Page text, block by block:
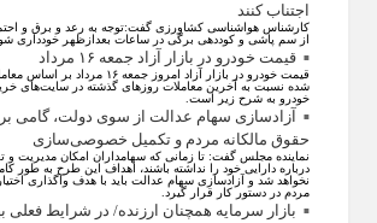
اجتناب کنند
کارشناس هواشناسی کشاورزی گفت:توجه به رعد و برق و
از سم پاشی و کوددهی برگی در ساعات بعدازظهر خودداری
قیمت خودرو در بازار آزاد جمعه ۱۶ مرداد
قیمت خودرو در بازار آزاد امروز جمعه ۱۶ مرداد
شده نسبت به آخرین معاملات روز‌های گذشته در سایت‌های
خودرو به شرح زیر است.
آزادسازی سهام عدالت از سوی دولت، گامی
حقوق مالکانه مردم و تکمیل خصوصی‌سازی
نماینده مجلس گفت: تا زمانی که سهامداران امکان مدیریت و
درباره دارایی خود را نداشته باشند، اهداف این طرح به طور
نخواهد شد و آزادسازی سهام عدالت باید با هدف واگذاری
مردم در دستور کار قرار گیرد.
بازار سرمایه همچنان ارزنده/ در شرایط فعلی